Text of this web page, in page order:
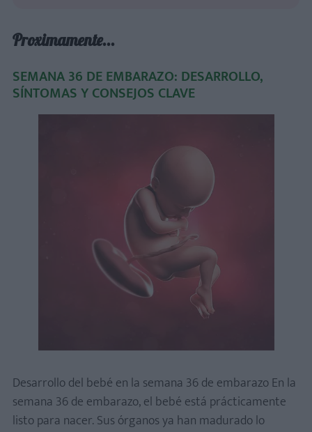
Proximamente...
SEMANA 36 DE EMBARAZO: DESARROLLO,
SÍNTOMAS Y CONSEJOS CLAVE
Desarrollo del bebé en la semana 36 de embarazo En la
semana 36 de embarazo, el bebé está prácticamente
listo para nacer. Sus órganos ya han madurado lo